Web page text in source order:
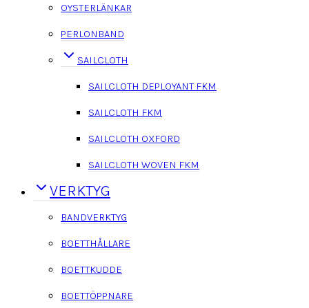
OYSTERLÄNKAR
PERLONBAND
SAILCLOTH
SAILCLOTH DEPLOYANT FKM
SAILCLOTH FKM
SAILCLOTH OXFORD
SAILCLOTH WOVEN FKM
VERKTYG
BANDVERKTYG
BOETTHÅLLARE
BOETTKUDDE
BOETTÖPPNARE